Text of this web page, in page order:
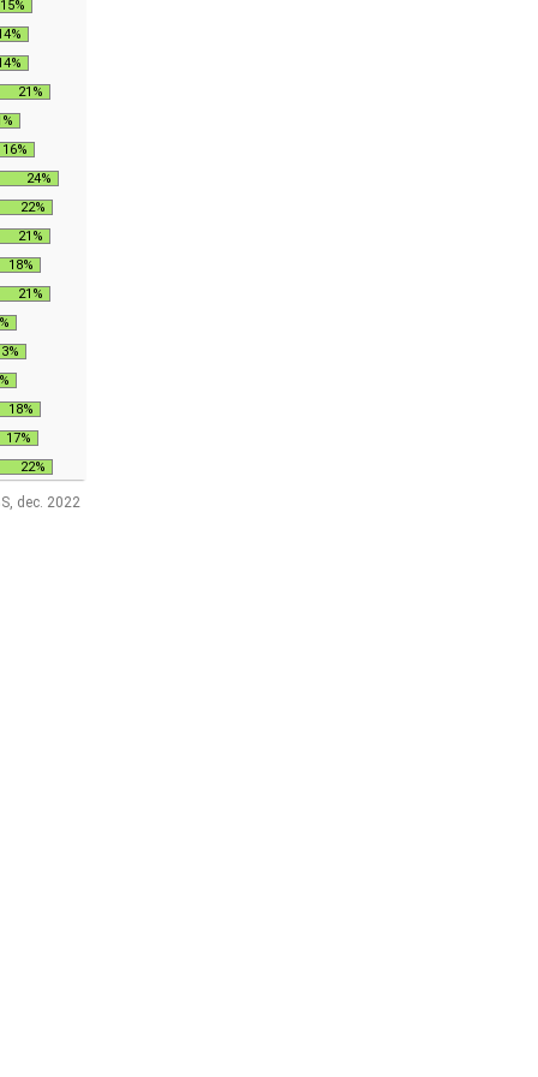
15%
21%
16%
24%
22%
21%
18%
21%
18%
17%
22%
dec. 2022